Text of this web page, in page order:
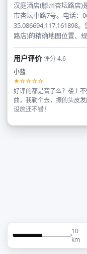
汉庭酒店(滕州杏坛路店)
市杏坛中路7号。电话：
35.086694,117.161898
路店)的精确地图位置、
用户评价评分 4.6
小蓝
★☆☆☆☆
好评的都是聋子么？楼上
曲，我勒个去，振的头皮
设施还不错！
10
km